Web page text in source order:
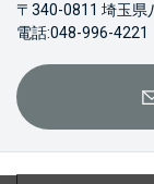
〒340-0811 埼玉県
電話:048-996-